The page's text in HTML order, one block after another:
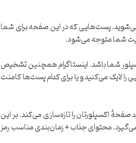
می‌شوید. پست‌هایی که در این صفحه برای شما
شما متوجه می‌شود.
شما باشد. اینستاگرام همچنین تشخیص
لایک می‌کنید و یا برای کدام پست‌ها کامنت
اکسپلورتان را تازه‌سازی می‌کند. بر این
محتوای جذاب + زمان‌بندی مناسب رمز